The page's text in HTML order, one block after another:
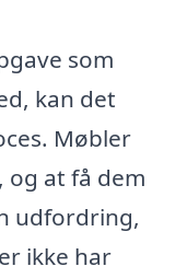
som
kan det
Møbler
og at få dem
udfordring,
ikke har